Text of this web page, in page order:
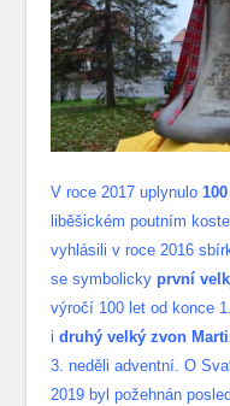
V roce 2017 uplynulo
liběšickém poutním
vyhlásili v roce 2016
se symbolickyprvní
výročí 100 let od konce
idruhý velký zvon
3. neděli adventní. O
2019 byl požehnán